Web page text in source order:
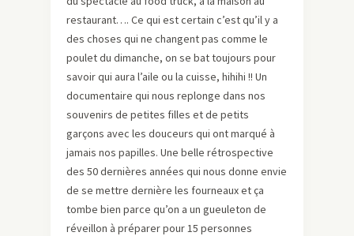
restaurant…. Ce qui est certain c’est qu’il y a
des choses qui ne changent pas comme le
poulet du dimanche, on se bat toujours pour
savoir qui aura l’aile ou la cuisse, hihihi !! Un
documentaire qui nous replonge dans nos
souvenirs de petites filles et de petits
garçons avec les douceurs qui ont marqué à
jamais nos papilles. Une belle rétrospective
des 50 dernières années qui nous donne envie
de se mettre dernière les fourneaux et ça
tombe bien parce qu’on a un gueuleton de
réveillon à préparer pour 15 personnes